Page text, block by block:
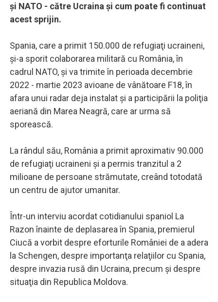
şi NATO - către Ucraina şi cum poate fi continuat
acest sprijin.
Spania, care a primit 150.000 de refugiaţi ucraineni,
şi-a sporit colaborarea militară cu România, în
cadrul NATO, şi va trimite în perioada decembrie
2022 - martie 2023 avioane de vânătoare F18, în
afara unui radar deja instalat şi a participării la poliţia
aeriană din Marea Neagră, care ar urma să
sporească.
La rândul său, România a primit aproximativ 90.000
de refugiaţi ucraineni şi a permis tranzitul a 2
milioane de persoane strămutate, creând totodată
un centru de ajutor umanitar.
Într-un interviu acordat cotidianului spaniol La
Razon înainte de deplasarea în Spania, premierul
Ciucă a vorbit despre eforturile României de a adera
la Schengen, despre importanţa relaţiilor cu Spania,
despre invazia rusă din Ucraina, precum şi despre
situaţia din Republica Moldova.